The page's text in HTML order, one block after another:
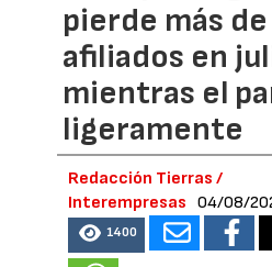
pierde más
afiliados en
mientras el
ligeramente
Redacción Tierras /
Interempresas
04/08/
1400